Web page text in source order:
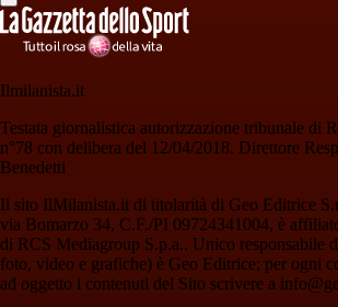
Ilmilanista.it
Testata giornalistica autorizzazione tribunale di
n°78 con delibera del 12/04/2018. Direttore
Benedetti
Il sito IlMilanista.it di titolarità di Geo Editrice
via Bomarzo 34, C.F./PI 09724341004, è
di RCS Mediagroup S.p.a.. Unico responsabile
foto, video e grafiche) è Geo Editrice; per ogni
ad oggetto i contenuti del Sito scrivere a